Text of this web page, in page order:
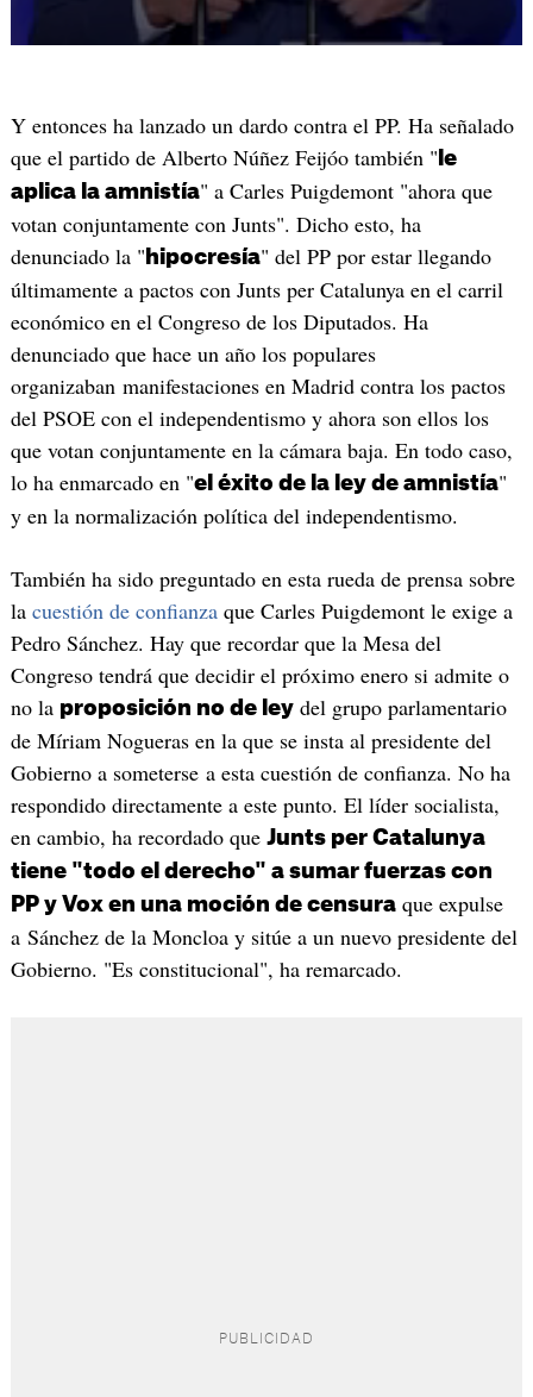
Y entonces ha lanzado un dardo contra el PP. Ha señalado
que el partido de Alberto Núñez Feijóo también " le
aplica la amnistía" a Carles Puigdemont "ahora que
votan conjuntamente con Junts". Dicho esto, ha
denunciado la " hipocresía" del PP por estar llegando
últimamente a pactos con Junts per Catalunya en el carril
económico en el Congreso de los Diputados. Ha
denunciado que hace un año los populares
organizaban manifestaciones en Madrid contra los pactos
del PSOE con el independentismo y ahora son ellos los
que votan conjuntamente en la cámara baja. En todo caso,
lo ha enmarcado en "el éxito de la ley de amnistía"
y en la normalización política del independentismo.
También ha sido preguntado en esta rueda de prensa sobre
la cuestión de confianzaque Carles Puigdemont le exige a
Pedro Sánchez. Hay que recordar que la Mesa del
Congreso tendrá que decidir el próximo enero si admite o
no la proposición no de leydel grupo parlamentario
de Míriam Nogueras en la que se insta al presidente del
Gobierno a someterse a esta cuestión de confianza. No ha
respondido directamente a este punto. El líder socialista,
en cambio, ha recordado que Junts per Catalunya
tiene "todo el derecho" a sumar fuerzas con
PP y Vox en una moción de censuraque expulse
a Sánchez de la Moncloa y sitúe a un nuevo presidente del
Gobierno. "Es constitucional", ha remarcado.